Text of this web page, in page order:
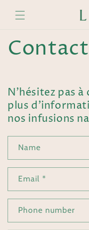
content
Contact
N'hésitez pas
plus
nos infusions
Name
Email *
Phone number